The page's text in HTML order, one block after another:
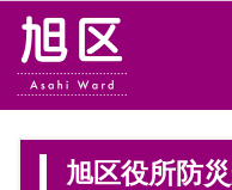
旭区役所防